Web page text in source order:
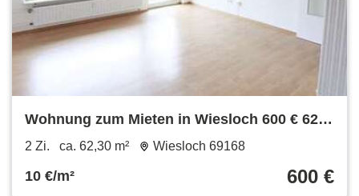
Wohnung zum Mieten in Wiesloch 600 € 62.3
m²
2 Zi. ca. 62,30 m² Wiesloch 69168
10 €/m² 600 €